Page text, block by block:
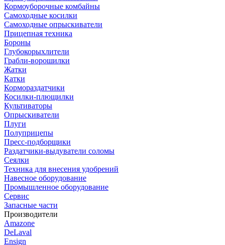
Кормоуборочные комбайны
Самоходные косилки
Самоходные опрыскиватели
Прицепная техника
Бороны
Глубокорыхлители
Грабли-ворошилки
Жатки
Катки
Кормораздатчики
Косилки-плющилки
Культиваторы
Опрыскиватели
Плуги
Полуприцепы
Пресс-подборщики
Раздатчики-выдуватели соломы
Сеялки
Техника для внесения удобрений
Навесное оборудование
Промышленное оборудование
Сервис
Запасные части
Производители
Amazone
DeLaval
Ensign